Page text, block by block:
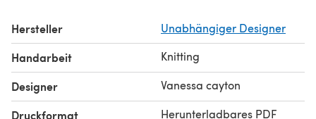
Hersteller Unabhängiger Designer
Handarbeit Knitting
Designer Vanessa cayton
Druckformat Herunterladbares PDF